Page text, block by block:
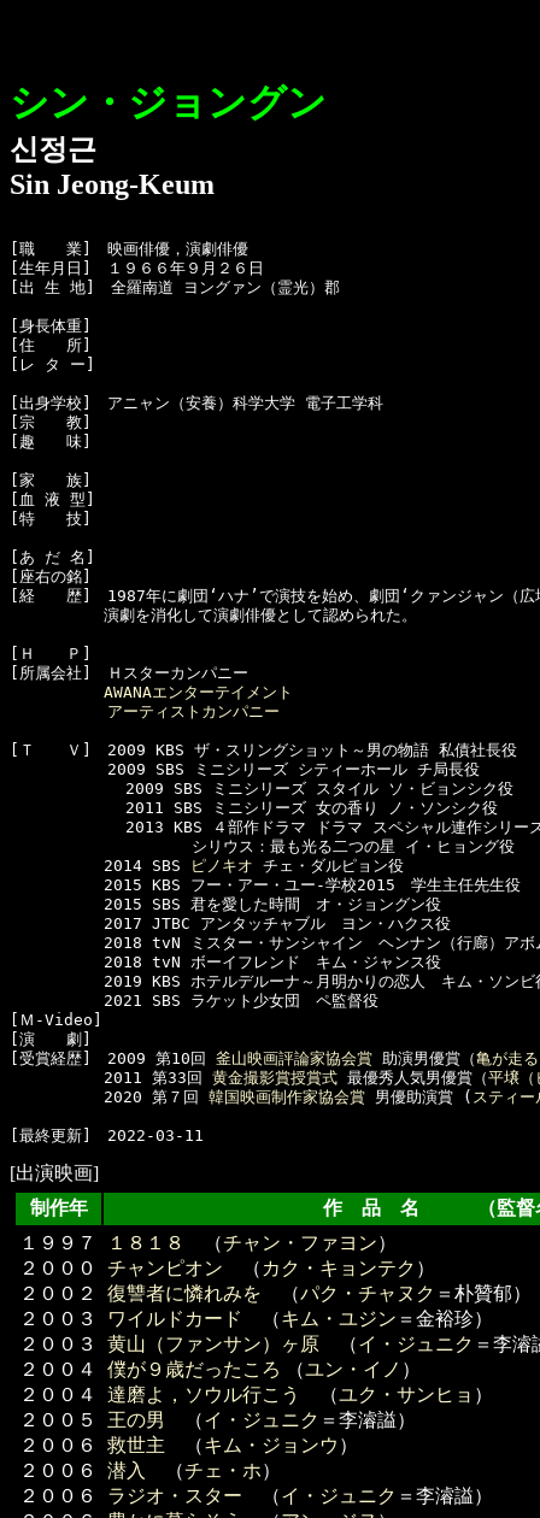
シン・ジョングン
신정근
Sin Jeong-Keum
[職　　業]　映画俳優，演劇俳優
[生年月日]　１９６６年９月２６日
[出 生 地]　全羅南道 ヨングァン（霊光）郡
[身長体重]
[住　　所]
[レ タ ー]
[出身学校]　アニャン（安養）科学大学 電子工学科
[宗　　教]
[趣　　味]
[家　　族]
[血 液 型]
[特　　技]
[あ だ 名]
[座右の銘]
[経　　歴]　1987年に劇団‘ハナ’で演技を始め、劇団‘クァンジャン（
演劇を消化して演劇俳優として認められた。
[Ｈ　　Ｐ]
[所属会社]　Ｈスターカンパニー
AWANAエンターテイメント
アーティストカンパニー
[Ｔ　　Ｖ]　2009 KBS ザ・スリングショット～男の物語 私債社長役
  　　　　　2009 SBS ミニシリーズ シティーホール チ局長役
            2009 SBS ミニシリーズ スタイル ソ・ビョンシク役
            2011 SBS ミニシリーズ 女の香り ノ・ソンシク役
2013 KBS ４部作ドラマ ドラマ スペシャル連作シリ
シリウス：最も光る二つの星 イ・ヒョング役
2014 SBS
ピノキオ チェ・ダルピョン役
2015 KBS フー・アー・ユー-学校2015　学生主任先生役
2015 SBS 君を愛した時間　オ・ジョングン役
2017 JTBC アンタッチャブル　ヨン・ハクス役
2018 tvN ミスター・サンシャイン　ヘンナン（行廊）アボム
2018 tvN ボーイフレンド　キム・ジャンス役
2019 KBS ホテルデルーナ～月明かりの恋人　キム・ソンビ
2021 SBS ラケット少女団　ペ監督役
[Ｍ-Video]
[演　　劇]
[受賞経歴]　2009 第10回 釜山映画評論家協会賞 助演男優賞（亀が走る
2011 第33回 黄金撮影賞授賞式 最優秀人気男優賞（平壌（
2020 第７回 韓国映画制作家協会賞 男優助演賞 ( スティー
[出演映画]
制作年
作 品 名 （監督
１９９７
２０００
２００２
２００３
２００３
２００４
２００４
２００５
２００６
２００６
２００６
１８１８ （チャン・ファヨン）
チャンピオン （ カク・キョンテク ）
復讐者に憐れみを （パク・チャヌク ＝朴贊郁）
ワイルドカード
（キム・ユジン ＝金裕珍）
黄山（ファンサン）ヶ原 （イ・ジュニク ＝李濬
僕が９歳だったころ
（ユン・イノ ）
達磨よ，ソウル行こう
（ユク・サンヒョ ）
王の男
（イ・ジュニク ＝李濬謚）
救世主 （キム・ジョンウ ）
潜入
（チェ・ホ）
ラジオ・スター （イ・ジュニク ＝李濬謚）